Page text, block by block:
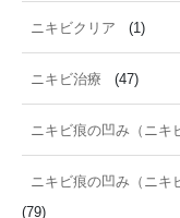
ニキビクリア (1)
ニキビ治療 (47)
ニキビ痕の凹み（ニキ
ニキビ痕の凹み（ニキ
(79)